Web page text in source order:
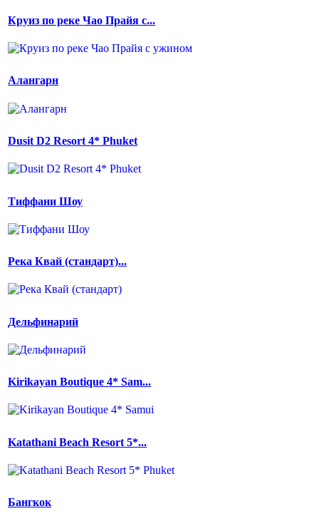
Круиз по реке Чао Прайя с...
Алангарн
Dusit D2 Resort 4* Phuket
Тиффани Шоу
Река Квай (стандарт)...
Дельфинарий
Kirikayan Boutique 4* Sam...
Katathani Beach Resort 5*...
Бангкок